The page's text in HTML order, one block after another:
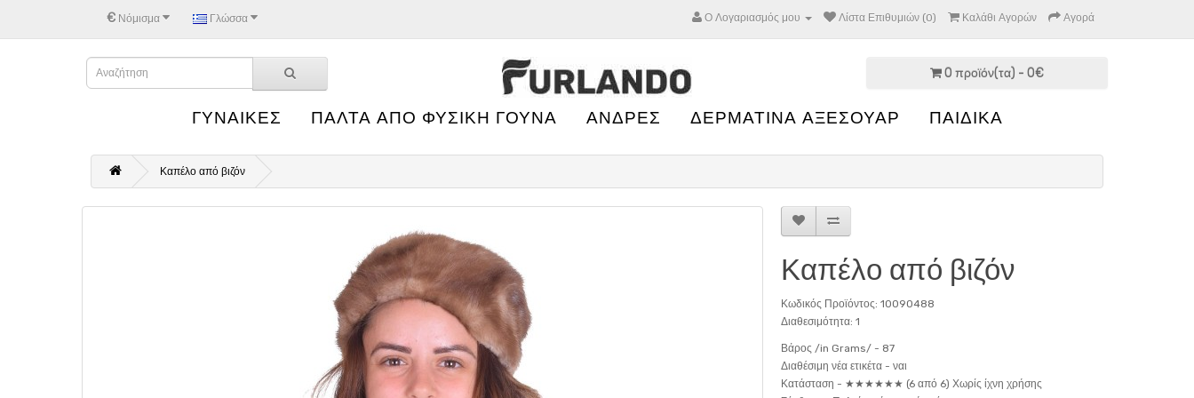
€ Νόμισμα Γλώσσα Ο Λογαριασμός μου Λίστα Επιθυμιών (0) Καλάθι Αγορών Αγορά
0 προϊόν(τα) - 0€
ΓΥΝΑΙΚΕΣ ΠΑΛΤΑ ΑΠΟ ΦΥΣΙΚΗ ΓΟΥΝΑ ΑΝΔΡΕΣ ΔΕΡΜΑΤΙΝΑ ΑΞΕΣΟΥΑΡ ΠΑΙΔΙΚΑ
Καπέλο από βιζόν
Καπέλο από βιζόν
Κωδικός Προϊόντος: 10090488
Διαθεσιμότητα: 1
Βάρος /in Grams/ - 87
Διαθέσιμη νέα ετικέτα - ναι
Κατάσταση - ★★★★★★ (6 από 6) Χωρίς ίχνη χρήσης